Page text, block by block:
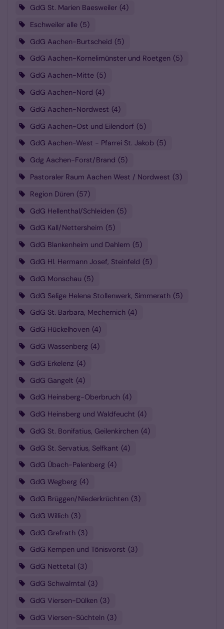
GdG St. Marien Baesweiler 4
Eschweiler alle 5
GdG Aachen-Burtscheid 5
GdG Aachen-Kornelimünster und Roetgen
5
GdG Aachen-Mitte 5
GdG Aachen-Nord 4
GdG Aachen-Nordwest 4
GdG Aachen-Ost und Eilendorf 5
GdG Aachen-West - Pfarrei St. Jakob
5
Gdg Aachen-Forst/Brand 5
Pastoraler Raum Aachen West / Nordwest 3
Region Düren 57
GdG Hellenthal/Schleiden 5
GdG Kall/Nettersheim
5
GdG Blankenheim und Dahlem 5
GdG Hl. Hermann Josef, Steinfeld 5
GdG Monschau 5
GdG Selige Helena Stollenwerk, Simmerath 5
GdG St. Barbara, Mechernich 4
GdG Hückelhoven 4
GdG Wassenberg 4
GdG Erkelenz 4
GdG Gangelt 4
GdG Heinsberg-Oberbruch 4
GdG Heinsberg und Waldfeucht 4
GdG St. Bonifatius, Geilenkirchen 4
GdG St. Servatius, Selfkant 4
GdG Übach-Palenberg 4
GdG Wegberg 4
GdG Brüggen/Niederkrüchten 3
GdG Willich 3
GdG Grefrath 3
GdG Kempen und Tönisvorst
3
GdG Nettetal 3
GdG Schwalmtal 3
GdG Viersen-Dülken 3
GdG Viersen-Süchteln 3